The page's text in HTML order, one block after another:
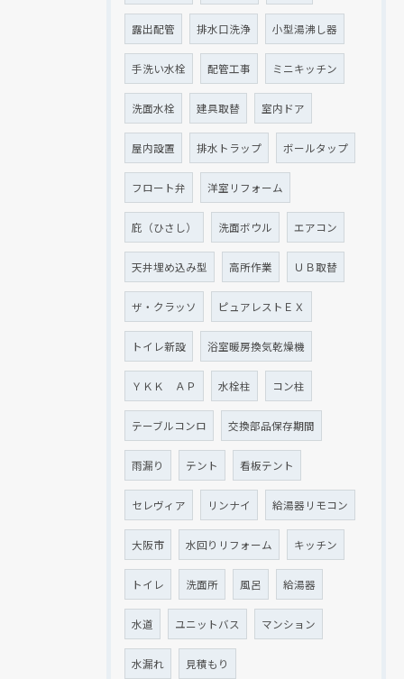
露出配管 排水口洗浄 小型湯沸し器
手洗い水栓 配管工事 ミニキッチン
洗面水栓 建具取替 室内ドア
屋内設置 排水トラップ ボールタップ
フロート弁 洋室リフォーム
庇（ひさし） 洗面ボウル エアコン
天井埋め込み型 高所作業 ＵＢ取替
ザ・クラッソ ピュアレストＥＸ
トイレ新設 浴室暖房換気乾燥機
ＹＫＫ ＡＰ 水栓柱 コン柱
テーブルコンロ 交換部品保存期間
雨漏り テント 看板テント
セレヴィア リンナイ 給湯器リモコン
大阪市 水回りリフォーム キッチン
トイレ 洗面所 風呂 給湯器
水道 ユニットバス マンション
水漏れ 見積もり